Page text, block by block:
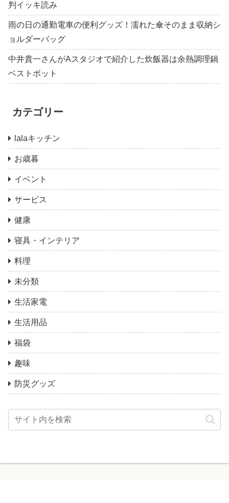
判イッキ読み
雨の日の通勤電車の便利グッズ！濡れた傘そのまま収納シ
ョルダーバッグ
中井貴一さんがAスタジオで紹介した炊飯器は余熱調理鍋
ベストポット
カテゴリー
lalaキッチン
お歳暮
イベント
サービス
健康
寝具・インテリア
料理
未分類
生活家電
生活用品
福袋
趣味
防災グッズ